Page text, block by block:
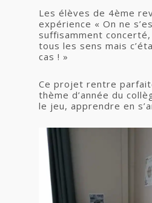
Les élèves de 4ème
expérience « On ne
suffisamment
tous les sens mais
cas ! »
Ce projet rentre
thème d’année du
le jeu, apprendre en